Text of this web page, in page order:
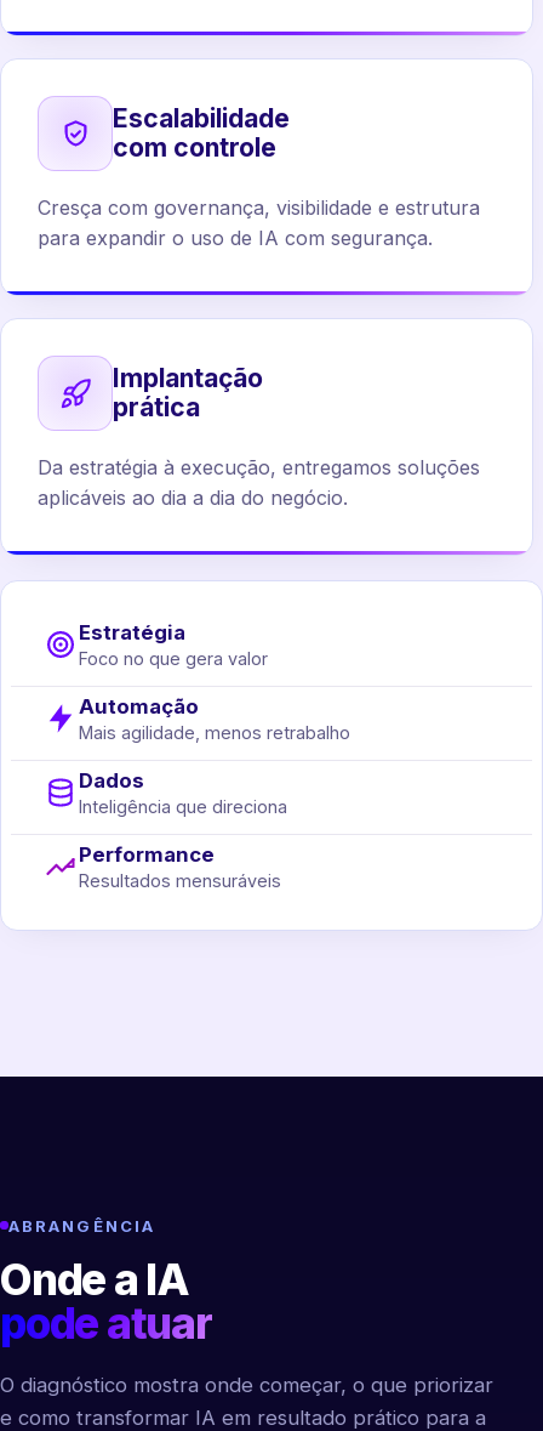
Escalabilidade
com controle
Cresça com governança, visibilidade e estrutura
para expandir o uso de IA com segurança.
Implantação
prática
Da estratégia à execução, entregamos soluções
aplicáveis ao dia a dia do negócio.
Estratégia
Foco no que gera valor
Automação
Mais agilidade, menos retrabalho
Dados
Inteligência que direciona
Performance
Resultados mensuráveis
ABRANGÊNCIA
Onde a IA
pode atuar
O diagnóstico mostra onde começar, o que priorizar
e como transformar IA em resultado prático para a